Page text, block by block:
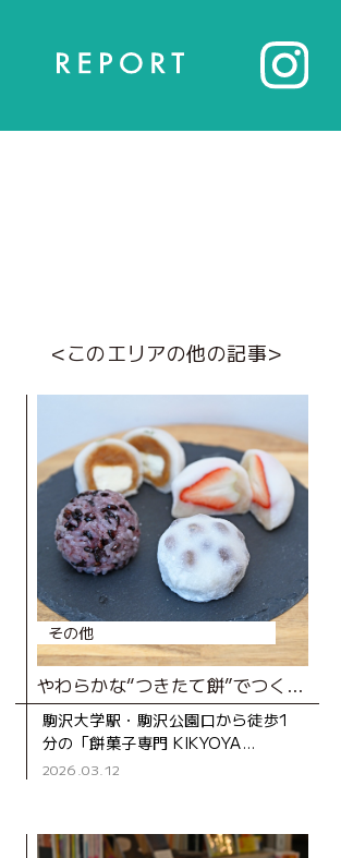
<このエリアの他の記事>
その他
やわらかな“つきたて餅”でつくる極上の餅菓子の店
駒沢大学駅・駒沢公園口から徒歩1
分の「餅菓子専門 KIKYOYA
ORII（キキョウヤ オリイ）」は、
2026.03.12